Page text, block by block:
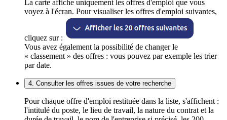
La carte affiche uniquement les offres d'emploi que vous
voyez à l'écran. Pour visualiser les offres d'emploi suivantes,
cliquez sur :
Vous avez également la possibilité de changer le
« classement » des offres : vous pouvez par exemple les trier
par date.
4. Consulter les offres issues de votre recherche
Pour chaque offre d'emploi restituée dans la liste, s'affichent :
l'intitulé du poste, le lieu de travail, la nature du contrat et la